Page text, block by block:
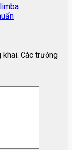
khai. Các trường